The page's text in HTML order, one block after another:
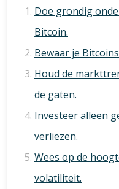
Doe grondig
Bitcoin.
Bewaar je
Houd de
de gaten.
Investeer alleen
verliezen.
Wees op de
volatiliteit.